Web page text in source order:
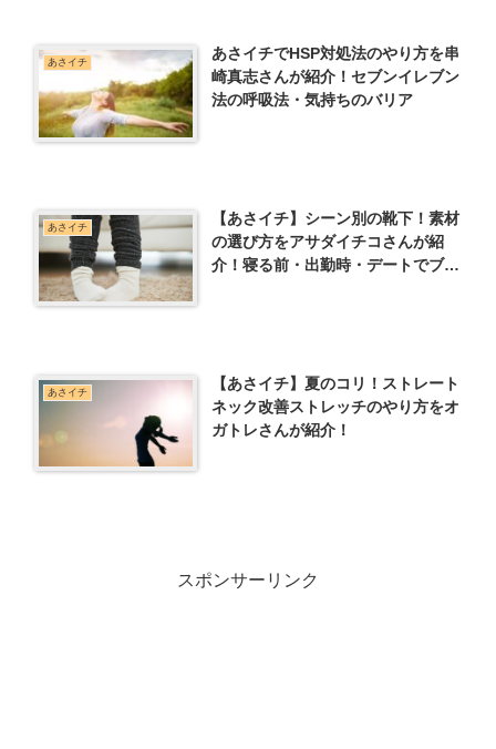
あさイチ
あさイチでHSP対処法のやり方を串
崎真志さんが紹介！セブンイレブン
法の呼吸法・気持ちのバリア
あさイチ
【あさイチ】シーン別の靴下！素材
の選び方をアサダイチコさんが紹
介！寝る前・出勤時・デートでブー
あさイチ
【あさイチ】夏のコリ！ストレート
ネック改善ストレッチのやり方をオ
ガトレさんが紹介！
スポンサーリンク